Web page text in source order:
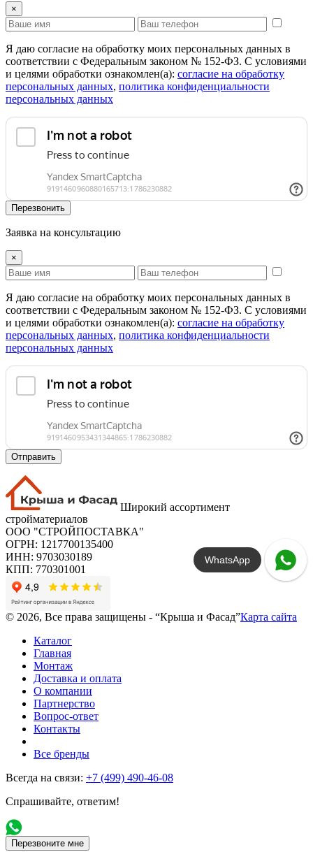
×
Я даю согласие на обработку моих персональных данных в
соответствии с Федеральным законом № 152-ФЗ. С условиями
и целями обработки ознакомлен(а): cогласие на обработку
персональных данных, политика конфиденциальности
персональных данных
Перезвонить
Заявка на консультацию
×
Я даю согласие на обработку моих персональных данных в
соответствии с Федеральным законом № 152-ФЗ. С условиями
и целями обработки ознакомлен(а): cогласие на обработку
персональных данных, политика конфиденциальности
персональных данных
Отправить
Широкий ассортимент
стройматериалов
ООО "СТРОЙПОСТАВКА"
ОГРН: 1217700135400
ИНН: 9703030189
КПП: 770301001
© 2026, Все права защищены - “Крыша и Фасад”Карта сайта
Каталог
Главная
Монтаж
Доставка и оплата
О компании
Партнерство
Вопрос-ответ
Контакты
Все бренды
Всегда на связи: +7 (499) 490-46-08
Спрашивайте, ответим!
Перезвоните мне
WhatsApp